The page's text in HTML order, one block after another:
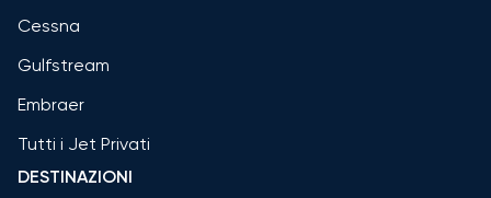
Cessna
Gulfstream
Embraer
Tutti i Jet Privati
DESTINAZIONI